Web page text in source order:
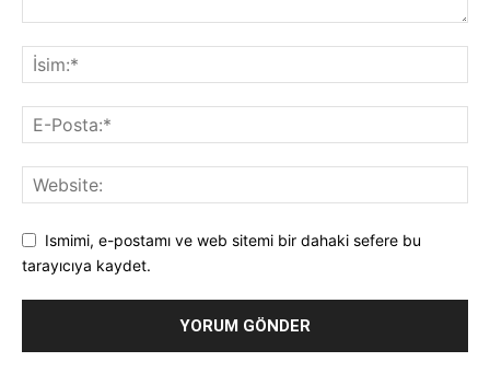
Ismimi, e-postamı ve web sitemi bir dahaki sefere bu
tarayıcıya kaydet.